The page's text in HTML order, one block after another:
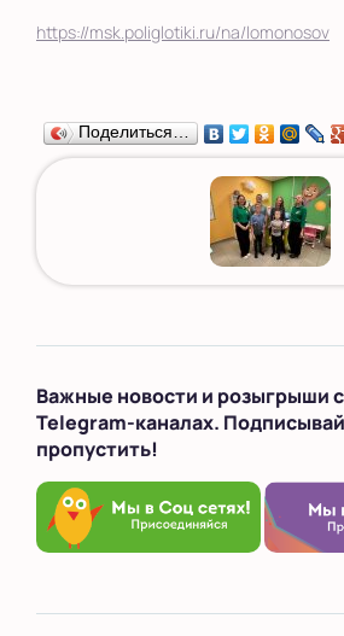
https://msk.poliglotiki.ru/na/lomonosov
Поделиться…
Важные новости и розыгрыши
Telegram-каналах.
пропустить!